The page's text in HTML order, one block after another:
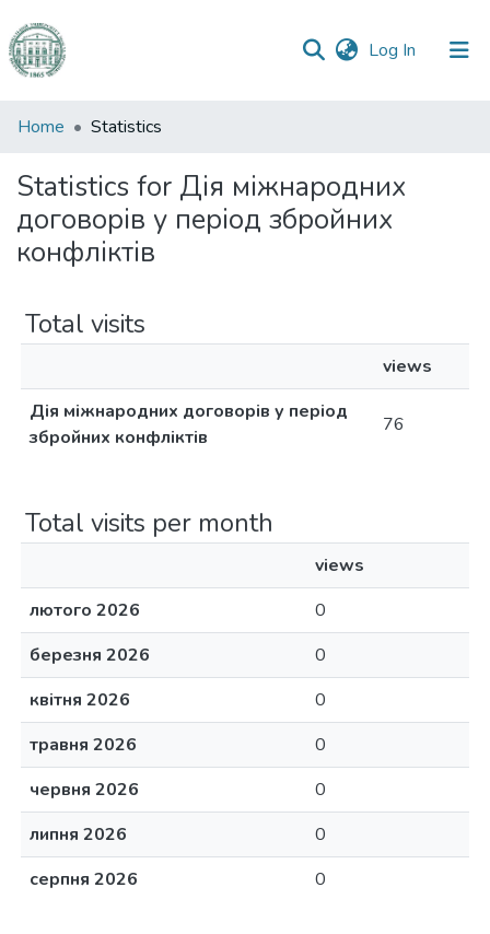
Log In (current)
Communities
Collections
All of DSpace
Home Statistics
Statistics for Дія міжнародних
договорів у період збройних
конфліктів
Total visits
views
Дія міжнародних договорів у період
збройних конфліктів
76
Total visits per month
views
лютого 2026
0
березня 2026
0
квітня 2026
0
травня 2026
0
червня 2026
0
липня 2026
0
серпня 2026
0